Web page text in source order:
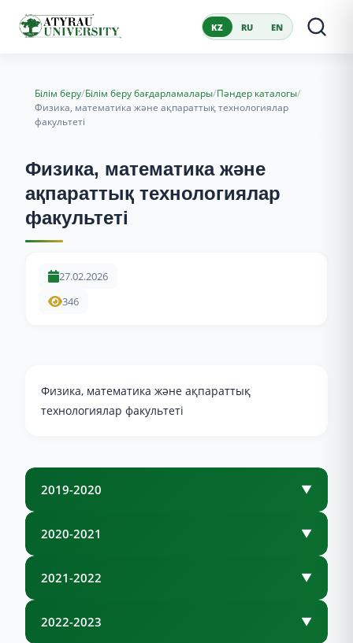
KZ RU EN
Білім беру/Білім беру бағдарламалары/Пәндер каталогы/
Физика, математика және ақпараттық технологиялар
факультеті
Физика, математика және
ақпараттық технологиялар
факультеті
27.02.2026
346
Физика, математика және ақпараттық
технологиялар факультеті
2019-2020 ▼
2020-2021 ▼
2021-2022 ▼
2022-2023 ▼